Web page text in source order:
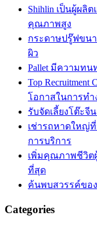
Shihlin เป็นผู้ผ
คุณภาพสูง
กระดาษปรู๊ฟขน
ผิว
Pallet มีความท
Top Recruitment
โอกาสในการทำ
รับจัดเลี้ยงโต๊ะ
เช่ารถหาดใหญ่
การบริการ
เพิ่มคุณภาพชีวิต
ที่สุด
ค้นพบสวรรค์ขอ
Categories